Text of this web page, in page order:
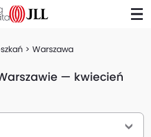
Warszawa
— kwiecień